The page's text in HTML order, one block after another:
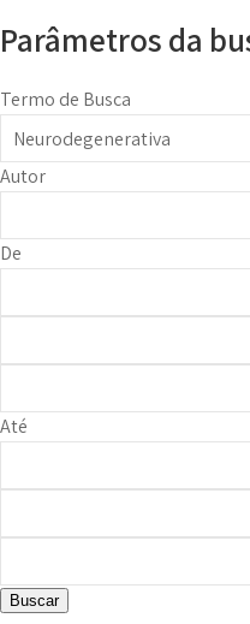
Parâmetros da
Termo de Busca
Autor
De
Até
Buscar